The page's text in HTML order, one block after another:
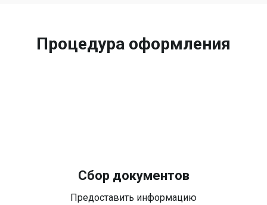
Процедура оформления
Сбор документов
Предоставить информацию